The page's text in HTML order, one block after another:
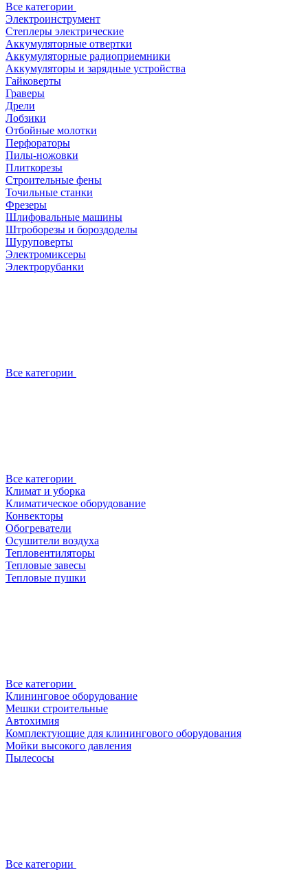
Все категории
Электроинструмент
Степлеры электрические
Аккумуляторные отвертки
Аккумуляторные радиоприемники
Аккумуляторы и зарядные устройства
Гайковерты
Граверы
Дрели
Лобзики
Отбойные молотки
Перфораторы
Пилы-ножовки
Плиткорезы
Строительные фены
Точильные станки
Фрезеры
Шлифовальные машины
Штроборезы и бороздоделы
Шуруповерты
Электромиксеры
Электрорубанки
Все категории
Все категории
Климат и уборка
Климатическое оборудование
Конвекторы
Обогреватели
Осушители воздуха
Тепловентиляторы
Тепловые завесы
Тепловые пушки
Все категории
Клининговое оборудование
Мешки строительные
Автохимия
Комплектующие для клинингового оборудования
Мойки высокого давления
Пылесосы
Все категории